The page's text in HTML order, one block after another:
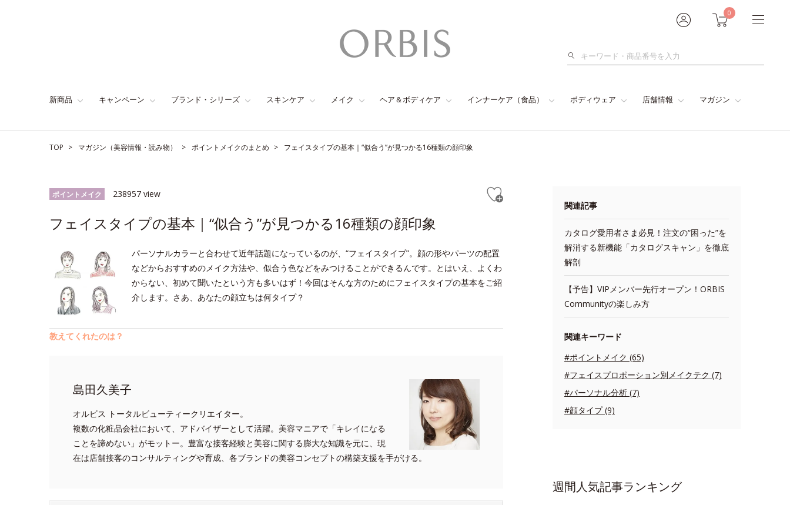
0
検
新商品 キャンペーン ブランド・シリーズ スキンケア メイク ヘア＆ボディケア インナーケア（食品） ボディウェア 店舗情報 マガジン
TOP マガジン（美容情報・読み物） ポイントメイクのまとめ フェイスタイプの基本｜“似合う”が見つかる16種類の顔印象
ポイントメイク 238957 view
フェイスタイプの基本｜“似合う”が見つかる16種類の顔印象
パーソナルカラーと合わせて近年話題になっているのが、“フェイスタイプ”。顔の形やパーツの配置
などからおすすめのメイク方法や、似合う色などをみつけることができるんです。とはいえ、よくわ
からない、初めて聞いたという方も多いはず！今回はそんな方のためにフェイスタイプの基本をご紹
介します。さあ、あなたの顔立ちは何タイプ？
教えてくれたのは？
島田久美子
オルビス トータルビューティークリエイター。
複数の化粧品会社において、アドバイザーとして活躍。美容マニアで「キレイになる
ことを諦めない」がモットー。豊富な接客経験と美容に関する膨大な知識を元に、現
在は店舗接客のコンサルティングや育成、各ブランドの美容コンセプトの構築支援を手がける。
関連記事
カタログ愛用者さま必見！注文の“困った”を
解消する新機能「カタログスキャン」を徹底
解剖
【予告】VIPメンバー先行オープン！ORBIS
Communityの楽しみ方
関連キーワード
#ポイントメイク (65)
#フェイスプロポーション別メイクテク (7)
#パーソナル分析 (7)
#顔タイプ (9)
週間人気記事ランキング